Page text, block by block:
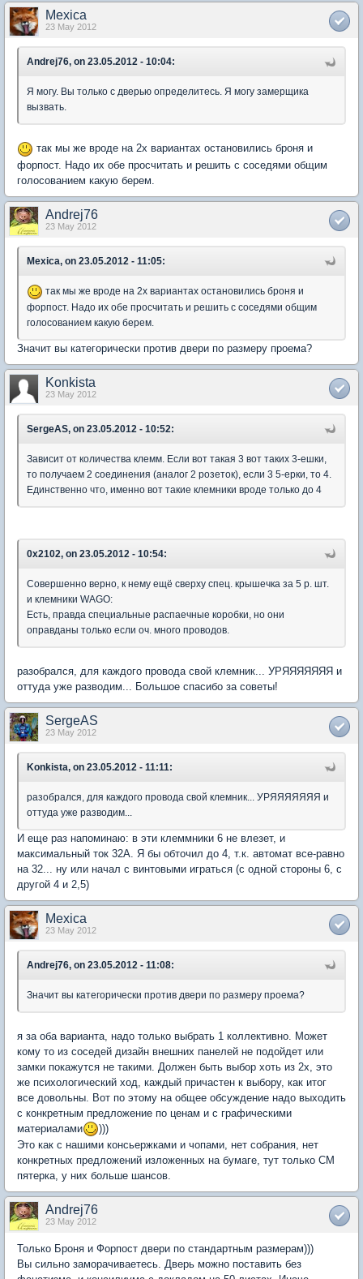
Mexica
23 May 2012
Andrej76, on 23.05.2012 - 10:04:
Я могу. Вы только с дверью определитесь. Я могу замерщика
вызвать.
так мы же вроде на 2х вариантах остановились броня и
форпост. Надо их обе просчитать и решить с соседями общим
голосованием какую берем.
Andrej76
23 May 2012
Mexica, on 23.05.2012 - 11:05:
так мы же вроде на 2х вариантах остановились броня и
форпост. Надо их обе просчитать и решить с соседями общим
голосованием какую берем.
Значит вы категорически против двери по размеру проема?
Konkista
23 May 2012
SergeAS, on 23.05.2012 - 10:52:
Зависит от количества клемм. Если вот такая 3 вот таких 3-ешки,
то получаем 2 соединения (аналог 2 розеток), если 3 5-ерки, то 4.
Единственно что, именно вот такие клемники вроде только до 4
0x2102, on 23.05.2012 - 10:54:
Совершенно верно, к нему ещё сверху спец. крышечка за 5 р. шт.
и клемники WAGO:
Есть, правда специальные распаечные коробки, но они
оправданы только если оч. много проводов.
разобрался, для каждого провода свой клемник... УРЯЯЯЯЯЯЯ и
оттуда уже разводим... Большое спасибо за советы!
SergeAS
23 May 2012
Konkista, on 23.05.2012 - 11:11:
разобрался, для каждого провода свой клемник... УРЯЯЯЯЯЯЯ и
оттуда уже разводим...
И еще раз напоминаю: в эти клеммники 6 не влезет, и
максимальный ток 32A. Я бы обточил до 4, т.к. автомат все-равно
на 32... ну или начал с винтовыми играться (с одной стороны 6, с
другой 4 и 2,5)
Mexica
23 May 2012
Andrej76, on 23.05.2012 - 11:08:
Значит вы категорически против двери по размеру проема?
я за оба варианта, надо только выбрать 1 коллективно. Может
кому то из соседей дизайн внешних панелей не подойдет или
замки покажутся не такими. Должен быть выбор хоть из 2х, это
же психологический ход, каждый причастен к выбору, как итог
все довольны. Вот по этому на общее обсуждение надо выходить
с конкретным предложение по ценам и с графическими
материалами
)))
Это как с нашими консьержками и чопами, нет собрания, нет
конкретных предложений изложенных на бумаге, тут только СМ
пятерка, у них больше шансов.
Andrej76
23 May 2012
Только Броня и Форпост двери по стандартным размерам)))
Вы сильно заморачиваетесь. Дверь можно поставить без